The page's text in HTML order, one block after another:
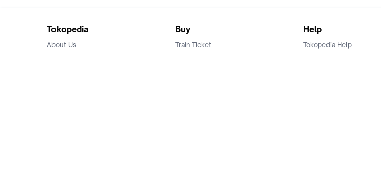
Tokopedia
About Us
Buy
Train Ticket
Help
Tokopedia Help